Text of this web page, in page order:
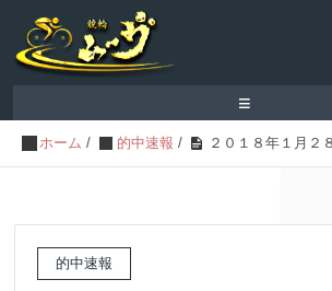
≡
ホーム / 的中速報 / ２０１８年１月
的中速報